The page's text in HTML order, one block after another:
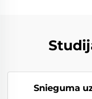
Snieguma